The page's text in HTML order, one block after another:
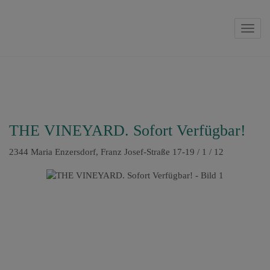
THE VINEYARD. Sofort Verfügbar!
2344 Maria Enzersdorf, Franz Josef-Straße 17-19 / 1 / 12